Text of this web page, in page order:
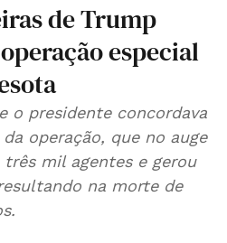
de Trump
especial
o presidente concordava
operação, que no auge
mil agentes e gerou
na morte de